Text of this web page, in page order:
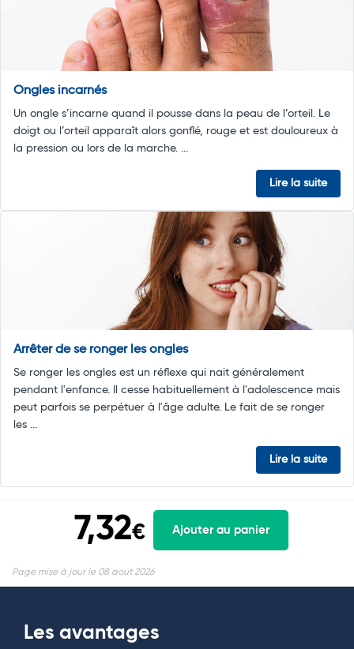
Ongles incarnés
Un ongle s’incarne quand il pousse dans la peau de l’orteil. Le
doigt ou l’orteil apparaît alors gonflé, rouge et est douloureux à
la pression ou lors de la marche. ...
Lire la suite
Arrêter de se ronger les ongles
Se ronger les ongles est un réflexe qui nait généralement
pendant l'enfance. Il cesse habituellement à l'adolescence mais
peut parfois se perpétuer à l'âge adulte. Le fait de se ronger
les ...
Lire la suite
7,32€ Ajouter au panier
Page mise à jour le 08 aout 2026
Les avantages